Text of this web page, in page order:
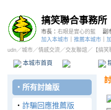
搞笑聯合事務所
市長： 右眼是實心的藍 副
加入本城市
推薦本城市
udn／城市／情感交流／交友聯誼 ／ 【搞
本城市首頁
‧ 所有討論版
‧ 詐騙回應推薦版